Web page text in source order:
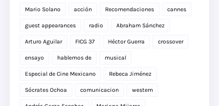
Mario Solano acción Recomendaciones cannes
guest appearances radio Abraham Sánchez
Arturo Aguilar FICG 37 Héctor Guerra crossover
ensayo hablemos de musical
Especial de Cine Mexicano Rebeca Jiménez
Sócrates Ochoa comunicacion western